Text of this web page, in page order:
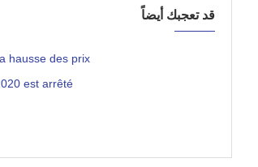
قد تعجبك أيضاً
hausse des prix
est arrêté